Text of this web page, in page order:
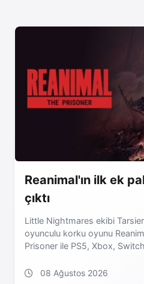
Reanimal'ın ilk ek
çıktı
Little Nightmares ekibi
oyunculu korku oyunu
Prisoner ile PS5, Xbox,
08 Ağustos 2026